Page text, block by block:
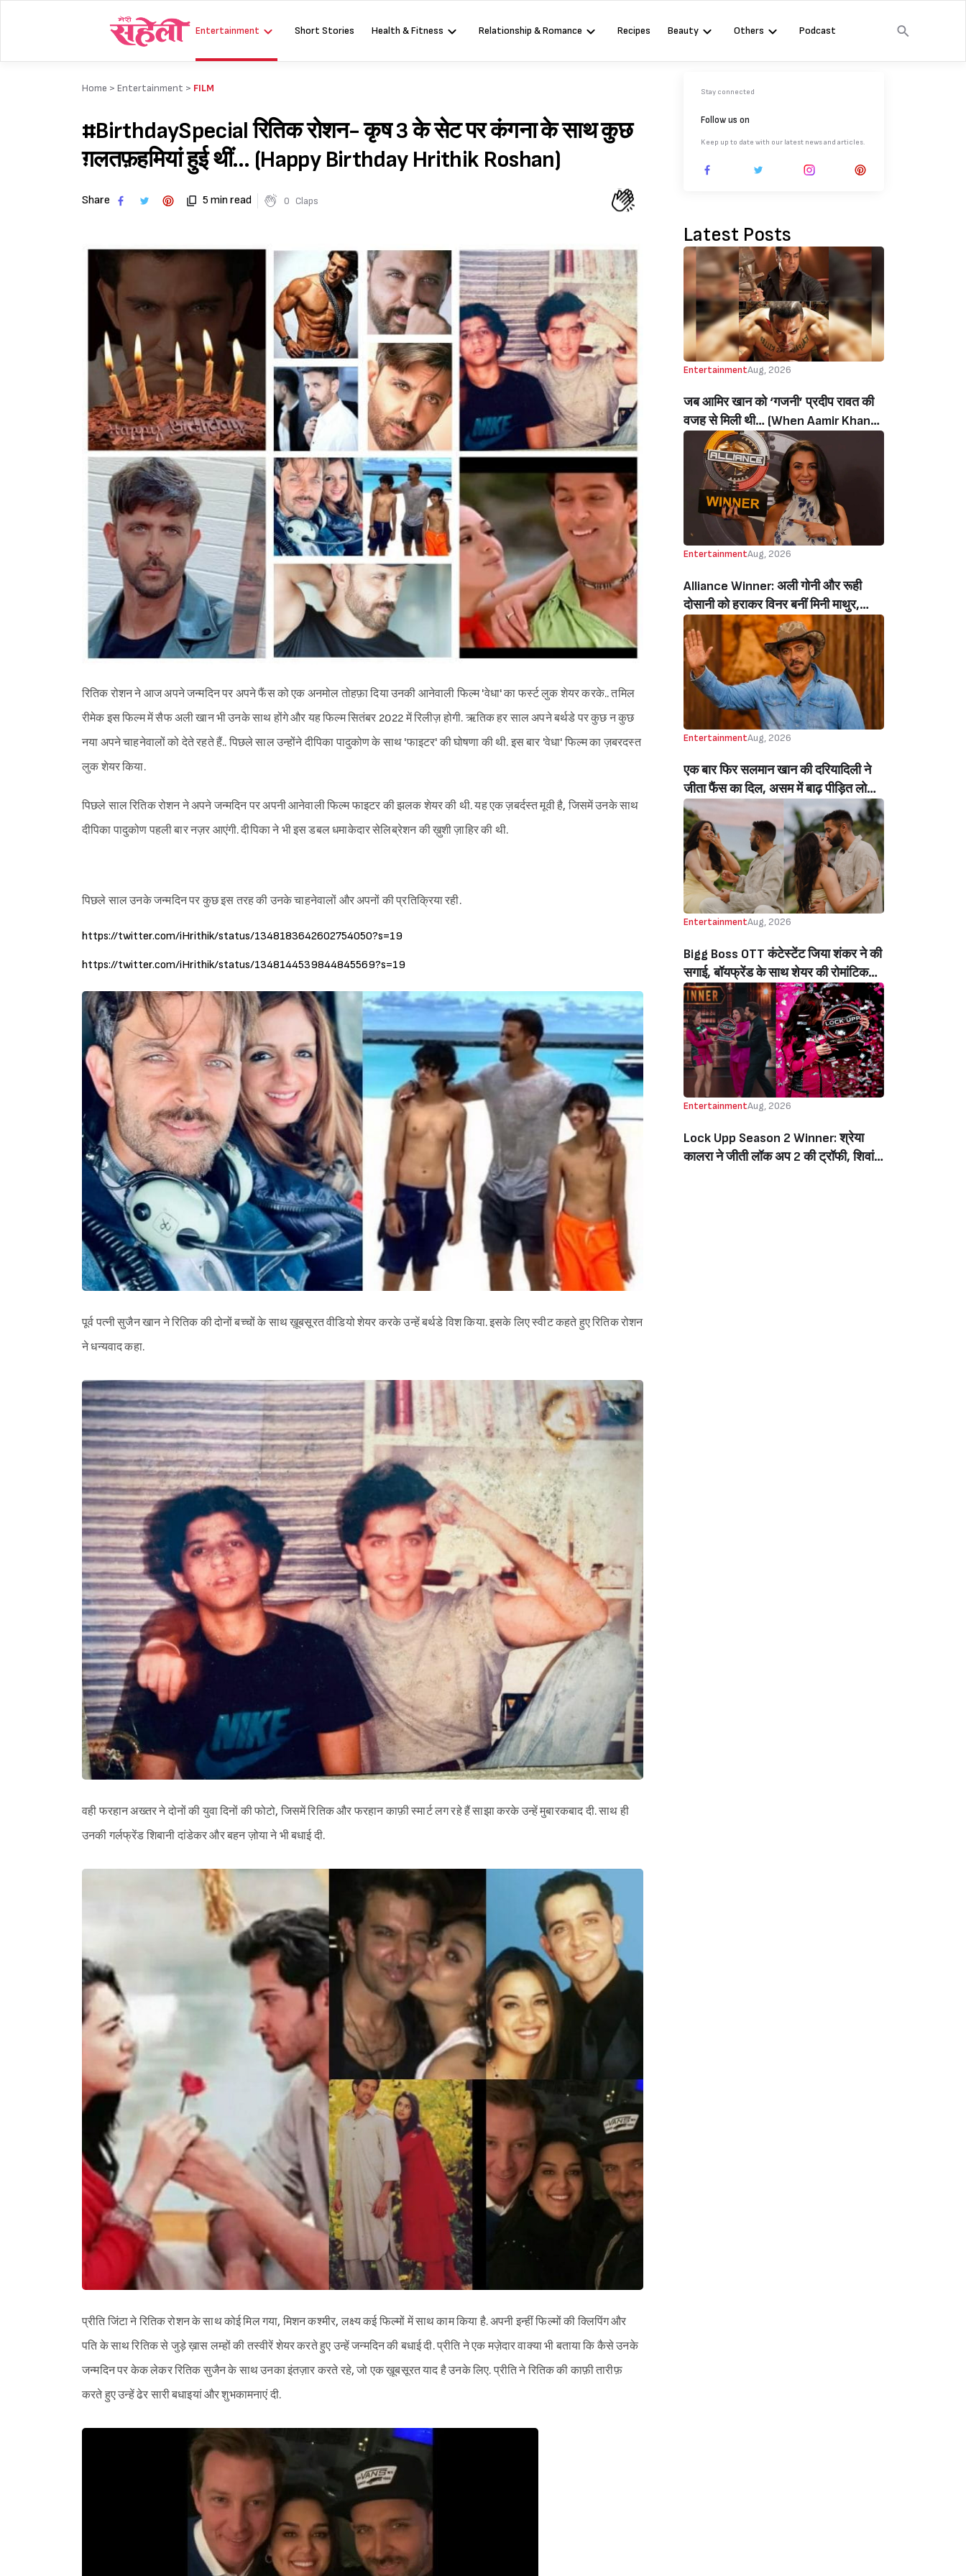
Sign in
Entertainment Short Stories Health & Fitness Relationship & Romance Recipes Beauty Others Podcast
Home > Entertainment > FILM
#BirthdaySpecial रितिक रोशन- कृष 3 के सेट पर कंगना के साथ कुछ
ग़लतफ़हमियां हुई थीं… (Happy Birthday Hrithik Roshan)
Share 5 min read 0 Claps
रितिक रोशन ने आज अपने जन्मदिन पर अपने फैंस को एक अनमोल तोहफ़ा दिया उनकी आनेवाली फिल्म 'वेधा' का फर्स्ट लुक शेयर करके.. तमिल
रीमेक इस फिल्म में सैफ अली खान भी उनके साथ होंगे और यह फिल्म सितंबर 2022 में रिलीज़ होगी. ऋतिक हर साल अपने बर्थडे पर कुछ न कुछ
नया अपने चाहनेवालों को देते रहते हैं.. पिछले साल उन्होंने दीपिका पादुकोण के साथ 'फाइटर' की घोषणा की थी. इस बार 'वेधा' फिल्म का ज़बरदस्त
लुक शेयर किया.
पिछले साल रितिक रोशन ने अपने जन्मदिन पर अपनी आनेवाली फिल्म फाइटर की झलक शेयर की थी. यह एक ज़बर्दस्त मूवी है, जिसमें उनके साथ
दीपिका पादुकोण पहली बार नज़र आएंगी. दीपिका ने भी इस डबल धमाकेदार सेलिब्रेशन की ख़ुशी ज़ाहिर की थी.
पिछले साल उनके जन्मदिन पर कुछ इस तरह की उनके चाहनेवालों और अपनों की प्रतिक्रिया रही.
https://twitter.com/iHrithik/status/1348183642602754050?s=19
https://twitter.com/iHrithik/status/1348144539844845569?s=19
पूर्व पत्नी सुजैन खान ने रितिक की दोनों बच्चों के साथ ख़ूबसूरत वीडियो शेयर करके उन्हें बर्थडे विश किया. इसके लिए स्वीट कहते हुए रितिक रोशन
ने धन्यवाद कहा.
वही फरहान अख्तर ने दोनों की युवा दिनों की फोटो, जिसमें रितिक और फरहान काफ़ी स्मार्ट लग रहे हैं साझा करके उन्हें मुबारकबाद दी. साथ ही
उनकी गर्लफ्रेंड शिबानी दांडेकर और बहन ज़ोया ने भी बधाई दी.
प्रीति जिंटा ने रितिक रोशन के साथ कोई मिल गया, मिशन कश्मीर, लक्ष्य कई फिल्मों में साथ काम किया है. अपनी इन्हीं फिल्मों की क्लिपिंग और
पति के साथ रितिक से जुड़े ख़ास लम्हों की तस्वीरें शेयर करते हुए उन्हें जन्मदिन की बधाई दी. प्रीति ने एक मज़ेदार वाक्या भी बताया कि कैसे उनके
जन्मदिन पर केक लेकर रितिक सुजैन के साथ उनका इंतज़ार करते रहे, जो एक ख़ूबसूरत याद है उनके लिए. प्रीति ने रितिक की काफ़ी तारीफ़
करते हुए उन्हें ढेर सारी बधाइयां और शुभकामनाएं दी.
Stay connected
Follow us on
Keep up to date with our latest news and articles.
Latest Posts
EntertainmentAug, 2026
जब आमिर खान को ‘गजनी’ प्रदीप रावत की
वजह से मिली थी… (When Aamir Khan
Got ‘Ghajini’ Because Of Pradeep
Rawat)
EntertainmentAug, 2026
Alliance Winner: अली गोनी और रूही
दोसानी को हराकर विनर बनीं मिनी माथुर,
इनाम में मिले 50 लाख रुपये और चमचमाती ही
ट्रॉफी (Mini Mathur Lifts Trophy
Beats Aly Goni And Ruhee Dosani)
EntertainmentAug, 2026
एक बार फिर सलमान खान की दरियादिली ने
जीता फैंस का दिल, असम में बाढ़ पीड़ित लोगों
की मदद के लिए सलमान ने मिलाया NGO से
हाथ, बेघर लोगों के लिए बनवाएंगे 500 घर
(Salman Khan In Collaboration With
An NGO Will Builds Homes For 500
Flood Affected People In Assam)
EntertainmentAug, 2026
Bigg Boss OTT कंटेस्टेंट जिया शंकर ने की
सगाई, बॉयफ्रेंड के साथ शेयर की रोमांटिक
तस्वीरें, लिखा इमोशनल नोट (Jiya Shankar
Gets Engaged To Boyfriend Kaaran
Dhanak, Shares Dreamy Photos
From The Proposal, Writes
Emotional Note)
EntertainmentAug, 2026
Lock Upp Season 2 Winner: श्रेया
कालरा ने जीती लॉक अप 2 की ट्रॉफी, शिवांगी